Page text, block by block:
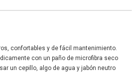
confortables y de fácil mantenimiento.
con un paño de microfibra seco
un cepillo, algo de agua y jabón neutro